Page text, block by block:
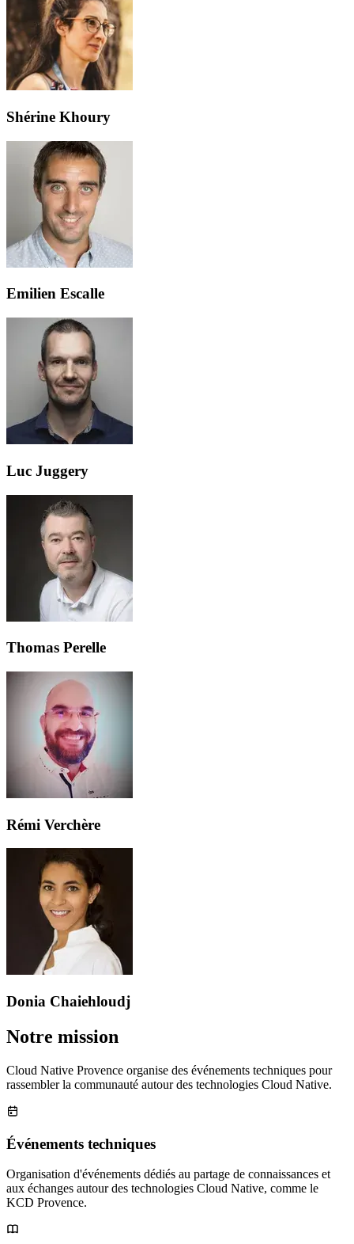
Shérine Khoury
Emilien Escalle
Luc Juggery
Thomas Perelle
Rémi Verchère
Donia Chaiehloudj
Notre mission
Cloud Native Provence organise des événements techniques pour
rassembler la communauté autour des technologies Cloud Native.
Événements techniques
Organisation d'événements dédiés au partage de connaissances et
aux échanges autour des technologies Cloud Native, comme le
KCD Provence.